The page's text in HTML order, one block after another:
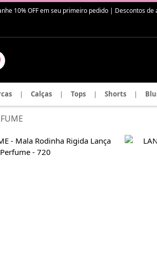
10% OFF em seu primeiro pedido |
| Calças | Tops | Shorts |